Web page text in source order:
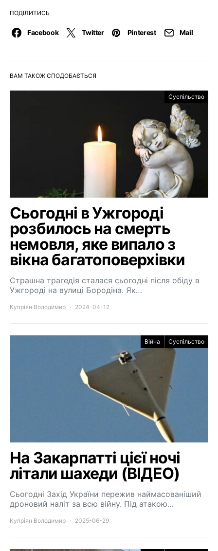
ПОДІЛИТИСЬ
Facebook Twitter Pinterest Mail
ВАМ ТАКОЖ СПОДОБАЄТЬСЯ
Суспільство
Сьогодні в Ужгороді
розбилось на смерть
немовля, яке випало з
вікна багатоповерхівки
Страшна трагедія сталася сьогодні після обіду в
Ужгороді на вулиці Бородіна. Як…
Купріян Володимир 2024-04-12
Війна Суспільство
На Закарпатті цієї ночі
літали шахеди (ВІДЕО)
Сьогодні Захід України пережив наймасованіший
дроновий наліт за всю війну. Під атакою…
Купріян Володимир 2025-06-29